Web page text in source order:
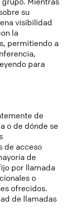
su
visibilidad
la
permitiendo a
para
de
o de dónde se
de acceso
de
por llamada
o
ofrecidos.
de llamadas